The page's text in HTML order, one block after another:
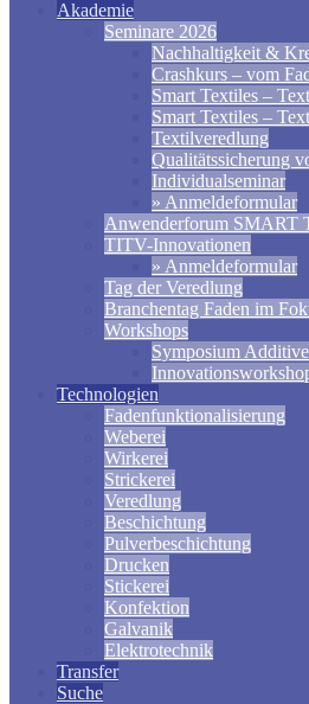
Akademie
Seminare 2026
Nachhaltigkeit &
Crashkurs – vom
Smart Textiles –
Smart Textiles –
Textilveredlung
Qualitätssicherung
Individualseminar
» Anmeldeformular
Anwenderforum SMART
TITV-Innovationen
» Anmeldeformular
Tag der Veredlung
Branchentag Faden im
Workshops
Symposium
Technologien
Fadenfunktionalisierung
Weberei
Wirkerei
Strickerei
Veredlung
Beschichtung
Pulverbeschichtung
Drucken
Stickerei
Konfektion
Galvanik
Elektrotechnik
Transfer
Suche